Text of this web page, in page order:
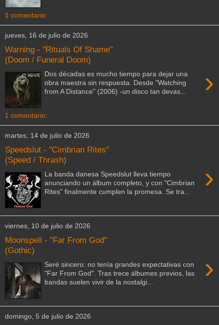
1 comentario:
jueves, 16 de julio de 2026
Warning - "Rituals Of Shame"
(Doom / Funeral Doom)
›
Dos décadas es mucho tiempo para dejar una
obra maestra sin respuesta. Desde "Watching
from A Distance" (2006) -un disco tan devas...
1 comentario:
martes, 14 de julio de 2026
Speedslut - "Cimbrian Rites"
(Speed / Thrash)
›
La banda danesa Speedslut lleva tiempo
anunciando un álbum completo, y con "Cimbrian
Rites" finalmente cumplen la promesa. Se tra...
viernes, 10 de julio de 2026
Moonspell - "Far From God"
(Gothic)
›
Seré sincero: no tenía grandes expectativas con
"Far From God". Tras trece álbumes previos, las
bandas suelen vivir de la nostalgi...
domingo, 5 de julio de 2026